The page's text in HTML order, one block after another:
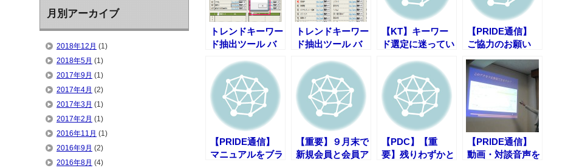
トレンドキーワー
ド抽出ツール バ
ました(Ver1.2)
トレンドキーワー
ド抽出ツール バ
ました(Ver1.3)
【KT】キーワー
ド選定に迷ってい
ださい
【PRIDE通信】
ご協力のお願い
運動】
【PRIDE通信】
マニュアルをブラ
【重要】９月末で
新規会員と会員ア
【PDC】【重
要】残りわずかと
【PRIDE通信】
動画・対談音声を
月別アーカイブ
2018年12月 (1)
2018年5月 (1)
2017年9月 (1)
2017年4月 (2)
2017年3月 (1)
2017年2月 (1)
2016年11月 (1)
2016年9月 (2)
2016年8月 (4)